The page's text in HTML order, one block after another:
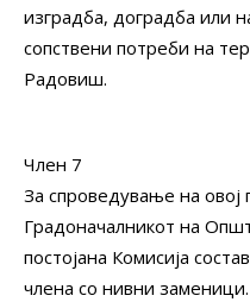
изградба, доградба или
сопствени потреби на
Радовиш.
Член 7
За спроведување на овој
Градоначалникот на
постојана Комисија
члена со нивни заменици.